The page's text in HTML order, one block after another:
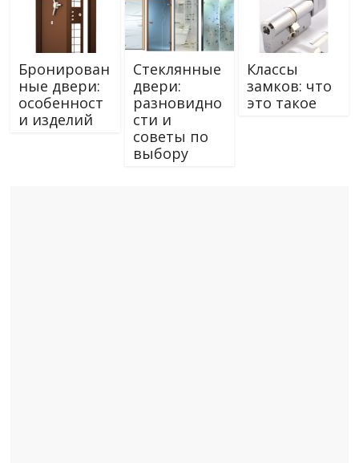
Бронирован
ные двери:
особенност
и изделий
Стеклянные
двери:
разновидно
сти и
советы по
выбору
Классы
замков: что
это такое